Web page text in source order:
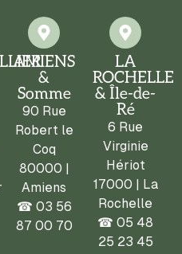
AMIENS
&
Somme
90 Rue
Robert le
Coq
80000 |
Amiens
☎ 03 56
87 00 70
LA
ROCHELLE
& Île-de-
Ré
6 Rue
Virginie
Hériot
17000 | La
Rochelle
☎ 05 48
25 23 45